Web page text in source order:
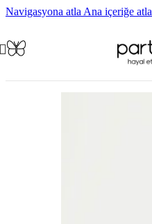
Navigasyona atla Ana içeriğe atla